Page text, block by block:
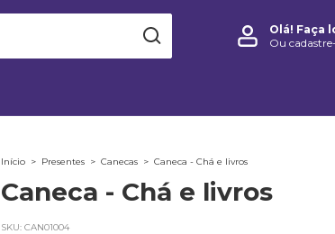
Olá! Faça
Ou
Início > Presentes > Canecas > Caneca - Chá e livros
Caneca - Chá e livros
SKU: CAN01004